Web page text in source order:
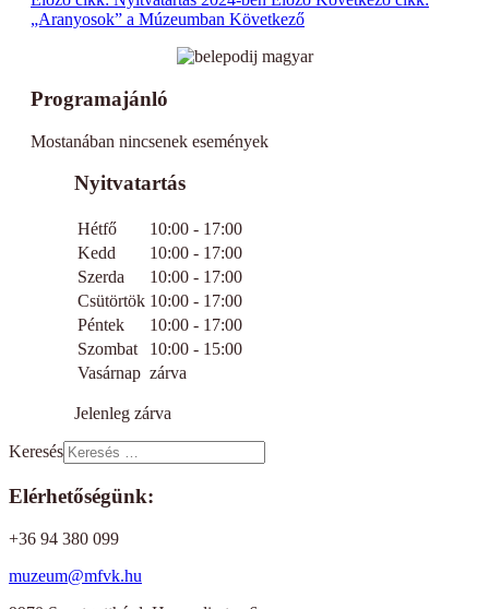
„Aranyosok” a Múzeumban Következő
Programajánló
Mostanában nincsenek események
Nyitvatartás
Hétfő
10:00 - 17:00
Kedd
10:00 - 17:00
Szerda
10:00 - 17:00
Csütörtök 10:00 - 17:00
Péntek
10:00 - 17:00
Szombat
10:00 - 15:00
Vasárnap zárva
Jelenleg zárva
Keresés
Elérhetőségünk:
+36 94 380 099
muzeum@mfvk.hu